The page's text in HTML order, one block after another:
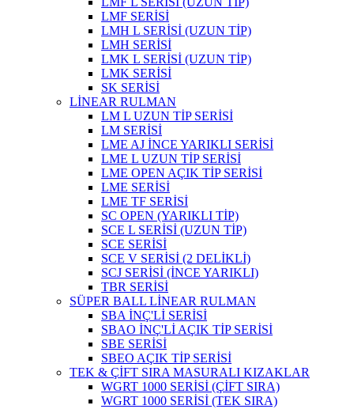
LMF SERİSİ
LMH L SERİSİ (UZUN TİP)
LMH SERİSİ
LMK L SERİSİ (UZUN TİP)
LMK SERİSİ
SK SERİSİ
LİNEAR RULMAN
LM L UZUN TİP SERİSİ
LM SERİSİ
LME AJ İNCE YARIKLI SERİSİ
LME L UZUN TİP SERİSİ
LME OPEN AÇIK TİP SERİSİ
LME SERİSİ
LME TF SERİSİ
SC OPEN (YARIKLI TİP)
SCE L SERİSİ (UZUN TİP)
SCE SERİSİ
SCE V SERİSİ (2 DELİKLİ)
SCJ SERİSİ (İNCE YARIKLI)
TBR SERİSİ
SÜPER BALL LİNEAR RULMAN
SBA İNÇ'Lİ SERİSİ
SBAO İNÇ'Lİ AÇIK TİP SERİSİ
SBE SERİSİ
SBEO AÇIK TİP SERİSİ
TEK & ÇİFT SIRA MASURALI KIZAKLAR
WGRT 1000 SERİSİ (ÇİFT SIRA)
WGRT 1000 SERİSİ (TEK SIRA)